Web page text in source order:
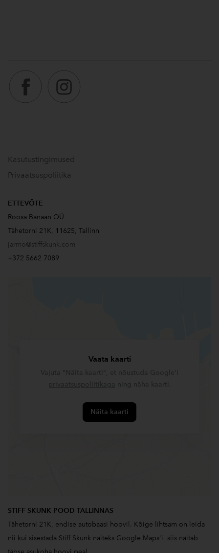
Kasutustingimused
Privaatsuspoliitika
ETTEVÕTE
Roosa Banaan OÜ
Tähetorni 21K, 11625, Tallinn
jarmo@stiffskunk.com
+372 5662 7089
Vaata kaarti
Näita kaarti
STIFF SKUNK POOD TALLINNAS
Tähetorni 21K, endise autobaasi hoovil. Kõige lihtsam on leida
nii kui sisestada Stiff Skunk näiteks Google Maps'i, siis näitab